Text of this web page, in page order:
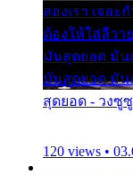
สองเรา เจอะ
ต้องให้ใส่ลีว
มันสุดยอด มัน
มันสุดยอด มัน
สุดยอด - วงซู
120 views •